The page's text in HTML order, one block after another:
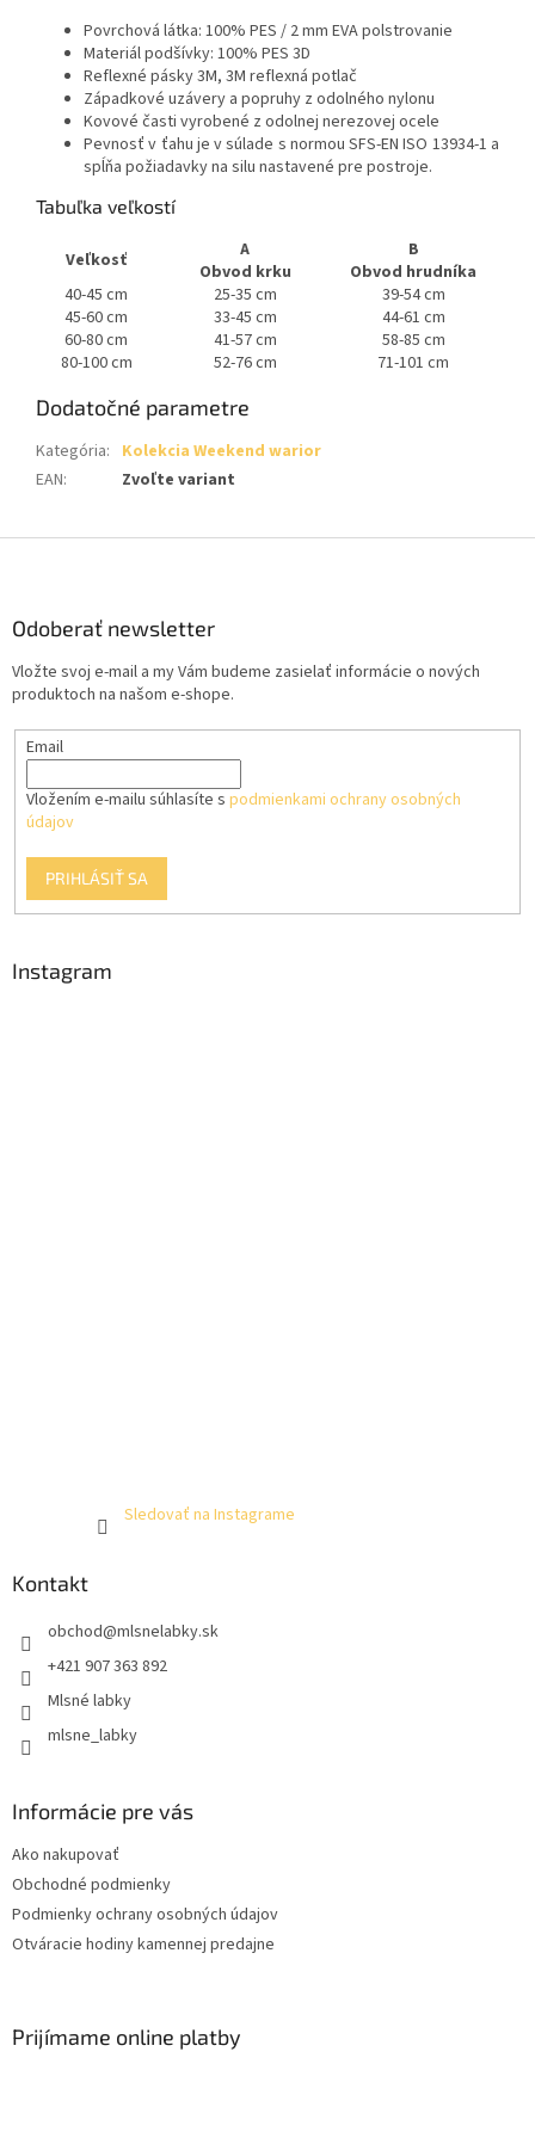
Povrchová látka: 100% PES / 2 mm EVA polstrovanie
Materiál podšívky: 100% PES 3D
Reflexné pásky 3M, 3M reflexná potlač
Západkové uzávery a popruhy z odolného nylonu
Kovové časti vyrobené z odolnej nerezovej ocele
Pevnosť v ťahu je v súlade s normou SFS-EN ISO 13934-1 a
spĺňa požiadavky na silu nastavené pre postroje.
Tabuľka veľkostí
Veľkosť
A
Obvod krku
B
Obvod hrudníka
40-45 cm
25-35 cm
39-54 cm
45-60 cm
33-45 cm
44-61 cm
60-80 cm
41-57 cm
58-85 cm
80-100 cm
52-76 cm 71-101 cm
Dodatočné parametre
Kategória: Kolekcia Weekend warior
EAN: Zvoľte variant
Odoberať newsletter
Vložte svoj e-mail a my Vám budeme zasielať informácie o nových
produktoch na našom e-shope.
Email
Vložením e-mailu súhlasíte s podmienkami ochrany osobných
údajov
PRIHLÁSIŤ SA
Instagram
Sledovať na Instagrame
Kontakt
obchod@mlsnelabky.sk
+421 907 363 892
Mlsné labky
mlsne_labky
Informácie pre vás
Ako nakupovať
Obchodné podmienky
Podmienky ochrany osobných údajov
Otváracie hodiny kamennej predajne
Prijímame online platby